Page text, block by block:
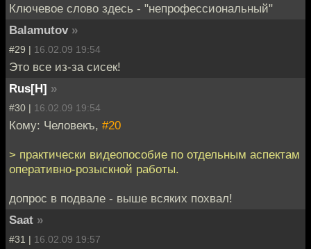
Ключевое слово здесь - "непрофессиональный"
Balamutov »
#29 | 16.02.09 19:54
Это все из-за сисек!
Rus[H] »
#30 | 16.02.09 19:54
Кому: Человекъ, #20
> практически видеопособие по отдельным аспектам
оперативно-розыскной работы.
допрос в подвале - выше всяких похвал!
Saat »
#31 | 16.02.09 19:57